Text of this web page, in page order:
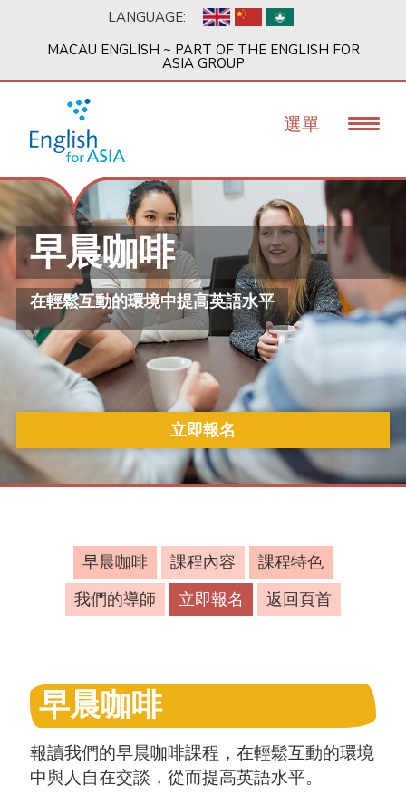
容
LANGUAGE:
MACAU ENGLISH ~ PART OF THE ENGLISH FOR
ASIA GROUP
選單
早晨咖啡
在輕鬆互動的環境中提高英語水平
立即報名
早晨咖啡 課程內容
課程特色
我們的導師
立即報名 返回頁首
早晨咖啡
報讀我們的早晨咖啡課程，在輕鬆互動的環境
中與人自在交談，從而提高英語水平。